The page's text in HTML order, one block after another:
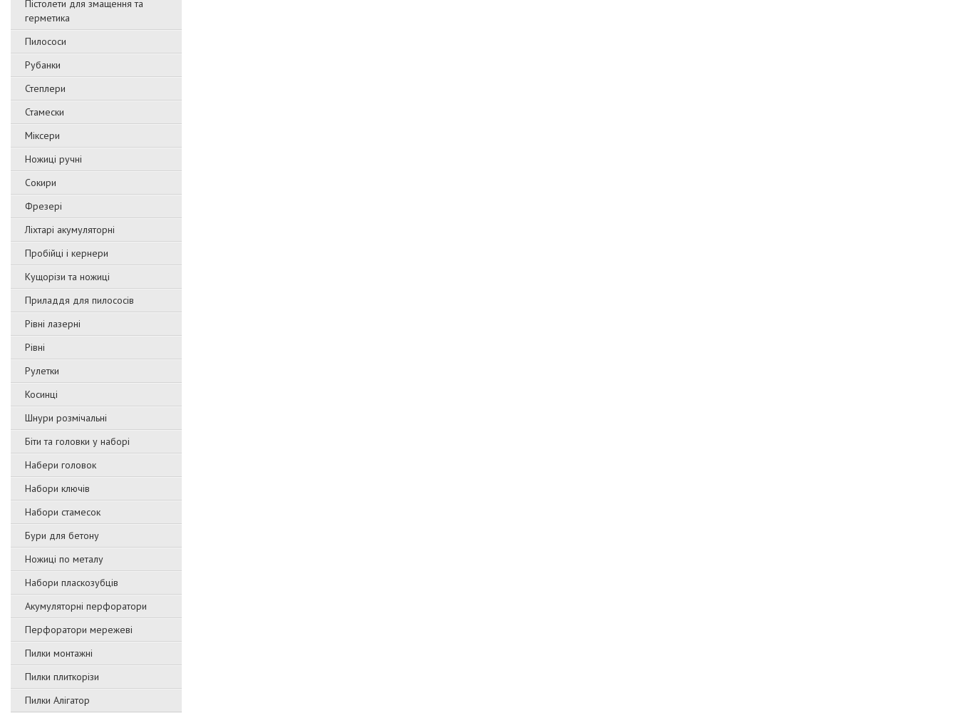
Пістолети для змащення та
герметика
Пилососи
Рубанки
Степлери
Стамески
Міксери
Ножиці ручні
Сокири
Фрезері
Ліхтарі акумуляторні
Пробійці і кернери
Кущорізи та ножиці
Приладдя для пилососів
Рівні лазерні
Рівні
Рулетки
Косинці
Шнури розмічальні
Біти та головки у наборі
Набери головок
Набори ключів
Набори стамесок
Бури для бетону
Ножиці по металу
Набори пласкозубців
Акумуляторні перфоратори
Перфоратори мережеві
Пилки монтажні
Пилки плиткорізи
Пилки Алігатор